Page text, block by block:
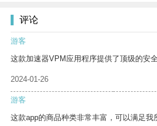
评论
游客
这款加速器VPM应用程序提供了顶级的安
2024-01-26
游客
这款app的商品种类非常丰富，可以满足我